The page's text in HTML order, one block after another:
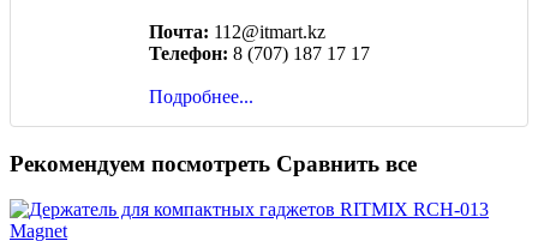
Почта: 112@itmart.kz
Телефон: 8 (707) 187 17 17
Подробнее...
Рекомендуем посмотреть Сравнить все